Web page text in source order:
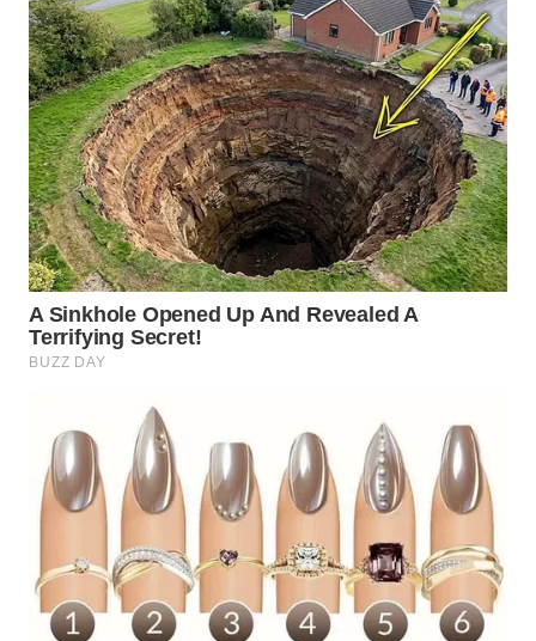
WN
TAPANULI
UTARA
WN
SAMOSIR
WN
PADANG
LAWAS
WN
SUMEDANG
WN
CIANJUR
WN
KEPULAUAN
SERIBU
WN